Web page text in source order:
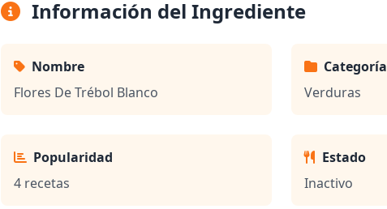
Información del Ingrediente
Nombre
Flores De Trébol Blanco
Categoría
Verduras
Popularidad
4 recetas
Estado
Inactivo